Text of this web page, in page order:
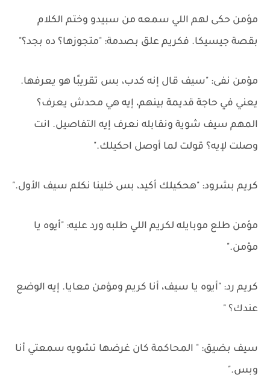
مؤمن حكى لهم اللي سمعه من سبيدو وختم الكلام
بقصة جيسيكا. فكريم علق بصدمة: "متجوزها؟ ده بجد؟"
مؤمن نفى: "سيف قال إنه كدب، بس تقريبًا هو يعرفها.
يعني في حاجة قديمة بينهم، إيه هي محدش يعرف؟
المهم سيف شوية ونقابله نعرف إيه التفاصيل. انت
وصلت لإيه؟ قولت لما أوصل احكيلك."
كريم بشرود: "هحكيلك أكيد، بس خلينا نكلم سيف الأول."
مؤمن طلع موبايله لكريم اللي طلبه ورد عليه: "أيوه يا
مؤمن."
كريم رد: "أيوه يا سيف، أنا كريم ومؤمن معايا. إيه الوضع
عندك؟ "
سيف بضيق: " المحاكمة كان غرضها تشويه سمعتي أنا
وبس."